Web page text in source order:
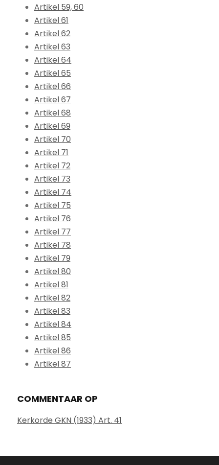
Artikel 59, 60
Artikel 61
Artikel 62
Artikel 63
Artikel 64
Artikel 65
Artikel 66
Artikel 67
Artikel 68
Artikel 69
Artikel 70
Artikel 71
Artikel 72
Artikel 73
Artikel 74
Artikel 75
Artikel 76
Artikel 77
Artikel 78
Artikel 79
Artikel 80
Artikel 81
Artikel 82
Artikel 83
Artikel 84
Artikel 85
Artikel 86
Artikel 87
COMMENTAAR OP
Kerkorde GKN (1933) Art. 41